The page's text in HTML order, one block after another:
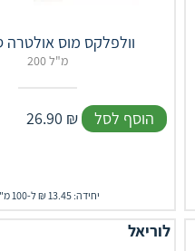
וולפלקס מוס אולטרה
200 מ"ל
26.90 ₪ הוסף לסל
יחידה: 13.45 ₪ ל-100 מ"ל
לוריאל